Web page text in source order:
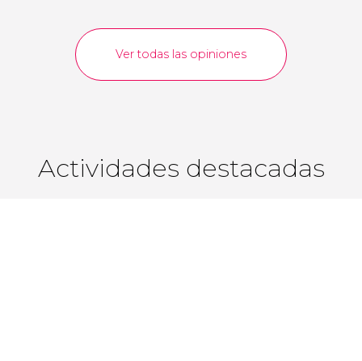
Ver todas las opiniones
Actividades destacadas